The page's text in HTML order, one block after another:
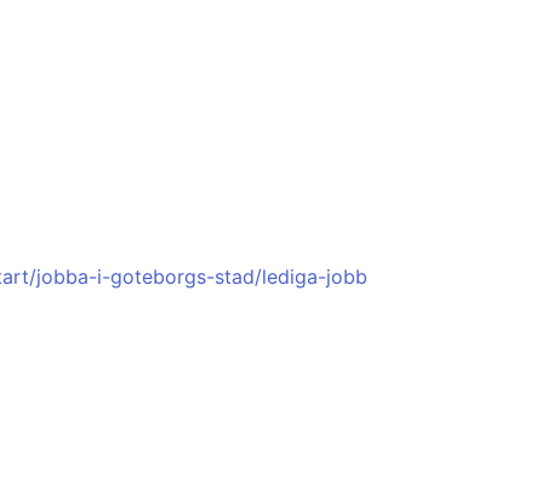
jobba-i-goteborgs-stad/lediga-jobb